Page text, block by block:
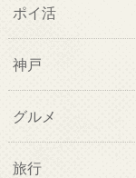
ポイ活
神戸
グルメ
旅行